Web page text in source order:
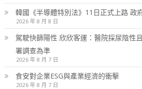
韓國《半導體特別法》11日正式上路 政
2026 年 8 月 8 日
駕駛快篩陽性 欣欣客運：醫院採尿陰性
署調查為準
2026 年 8 月 7 日
食安對企業ESG與產業經濟的衝擊
2026 年 8 月 7 日